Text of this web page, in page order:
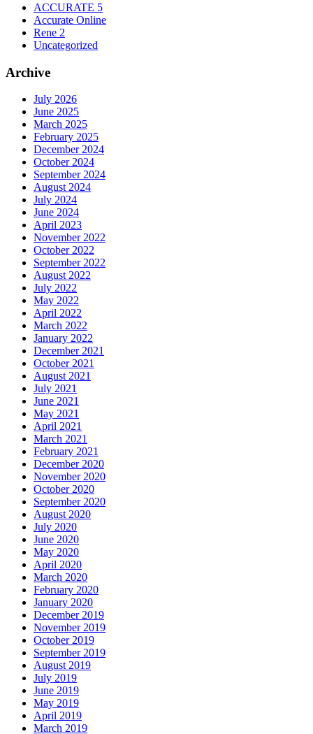
ACCURATE 5
Accurate Online
Rene 2
Uncategorized
Archive
July 2026
June 2025
March 2025
February 2025
December 2024
October 2024
September 2024
August 2024
July 2024
June 2024
April 2023
November 2022
October 2022
September 2022
August 2022
July 2022
May 2022
April 2022
March 2022
January 2022
December 2021
October 2021
August 2021
July 2021
June 2021
May 2021
April 2021
March 2021
February 2021
December 2020
November 2020
October 2020
September 2020
August 2020
July 2020
June 2020
May 2020
April 2020
March 2020
February 2020
January 2020
December 2019
November 2019
October 2019
September 2019
August 2019
July 2019
June 2019
May 2019
April 2019
March 2019